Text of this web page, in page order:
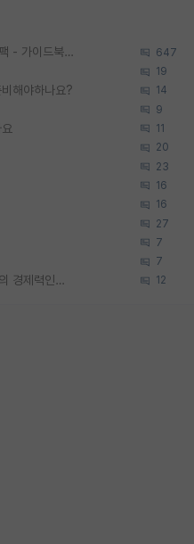
[무료] 2026 미국 대학원 유학 스타터팩 - 가이드북 & 합격자 컨택메일 템플릿 647
19
해야하나요? 14
9
11
20
23
16
16
27
7
7
박사진학하기에 2억은 괜찮은 (?) 정도의 경제력인가요 12